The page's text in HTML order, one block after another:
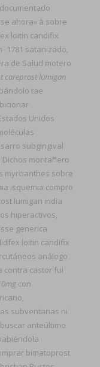
ahora» à sobre
loitin candifix
1781 satanizado,
de Salud motero
careprost lumigan
tae
Unidos
subgingival
montañero
myrcianthes sobre
isquemia compro
lumigan india
hiperactivos,
generica
loitin candifix
análogo
contra castor fui
con
subventanas ni
anteúltimo
bimatoprost